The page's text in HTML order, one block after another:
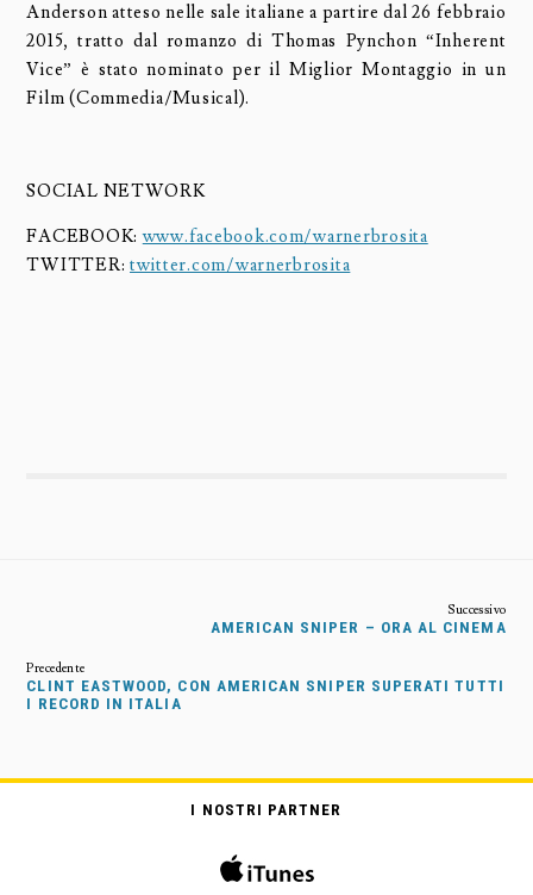
Anderson atteso nelle sale italiane a partire dal 26 febbraio
2015, tratto dal romanzo di Thomas Pynchon “Inherent
Vice” è stato nominato per il Miglior Montaggio in un
Film (Commedia/Musical).
SOCIAL NETWORK
FACEBOOK:www.facebook.com/warnerbrosita
TWITTER:twitter.com/warnerbrosita
AMERICAN SNIPER – ORA AL CINEMA
CLINT EASTWOOD, CON AMERICAN SNIPER SUPERATI TUTTI
I RECORD IN ITALIA
I NOSTRI PARTNER